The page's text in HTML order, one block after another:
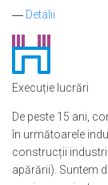
― Detalii
Execuție lucrări
De peste 15 ani,
în următoarele
construcții
apărării). Suntem